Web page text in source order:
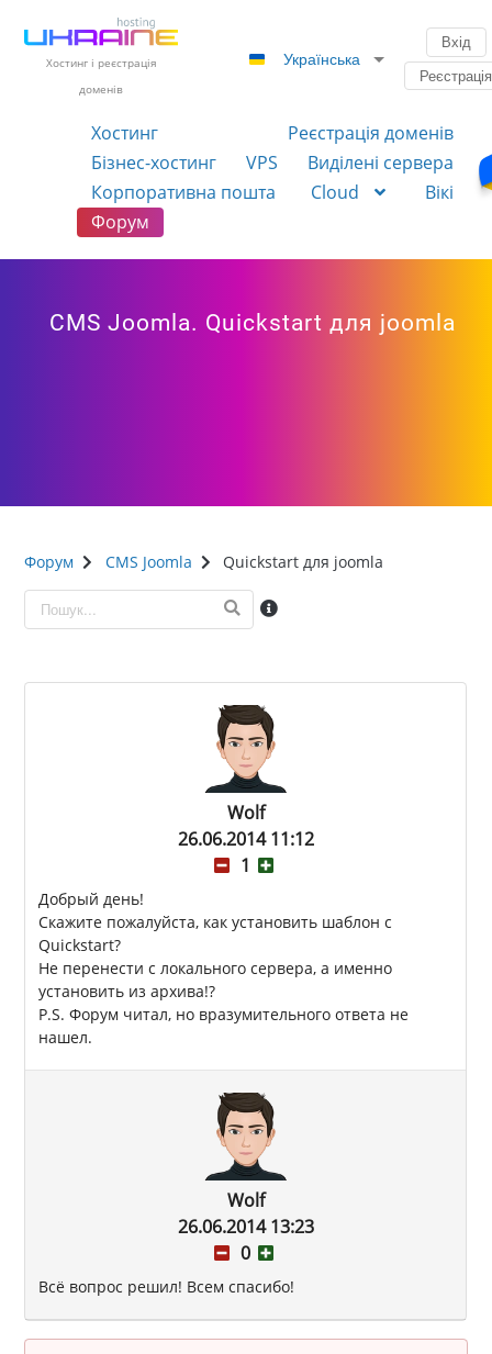
Хостинг і реєстрація
доменів
Українська
Вхід
Реєстрація
Хостинг
Реєстрація доменів
Бізнес-хостинг
VPS
Виділені сервера
Корпоративна пошта
Cloud
Вікі
Форум
CMS Joomla. Quickstart для joomla
Форум CMS Joomla Quickstart для joomla
Wolf
26.06.2014 11:12
1
Добрый день!
Скажите пожалуйста, как установить шаблон с
Quickstart?
Не перенести с локального сервера, а именно
установить из архива!?
P.S. Форум читал, но вразумительного ответа не
нашел.
Wolf
26.06.2014 13:23
0
Всё вопрос решил! Всем спасибо!